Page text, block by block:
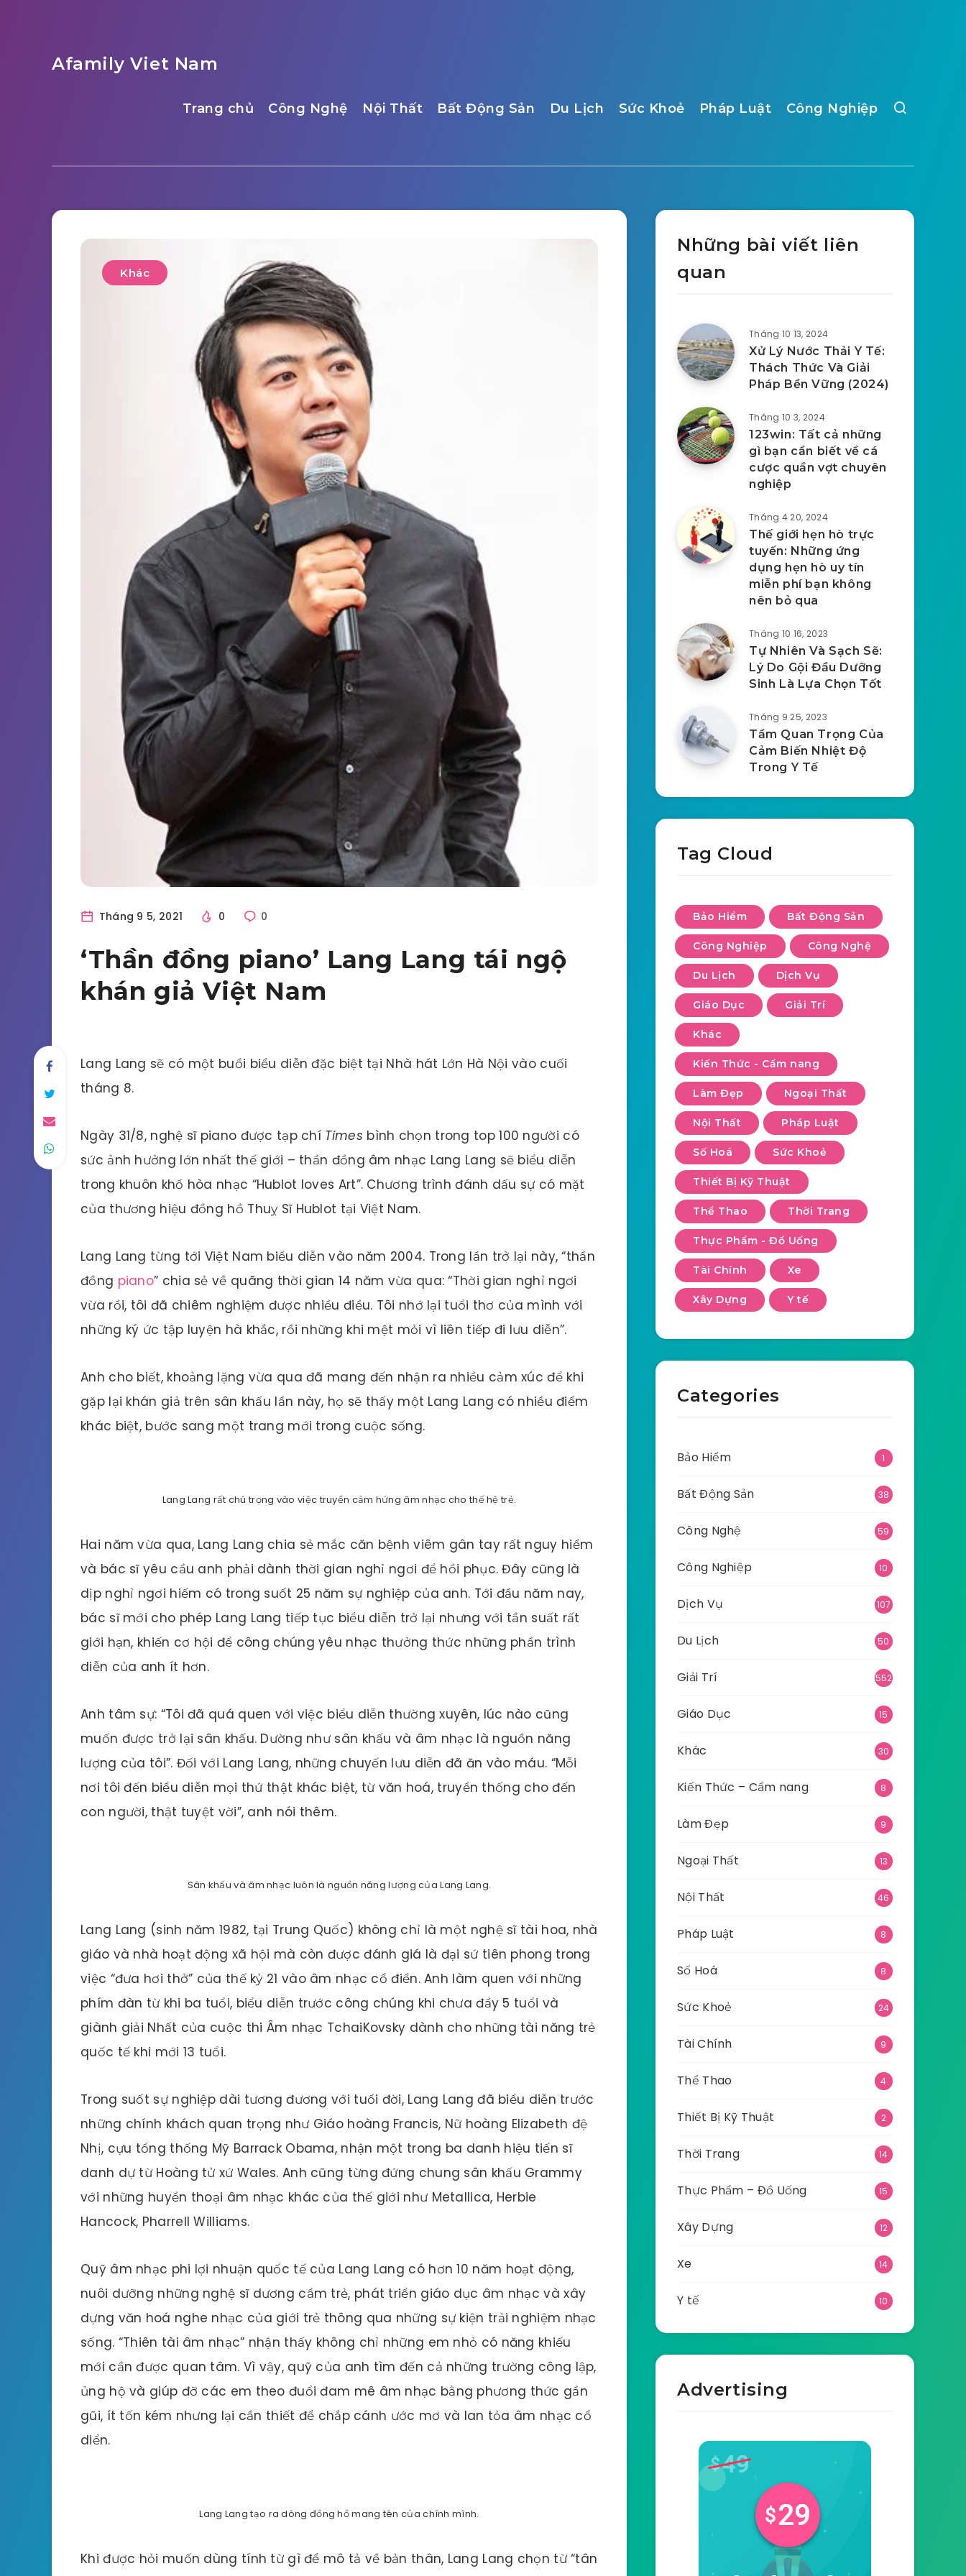
Afamily Viet Nam
Trang chủ Công Nghệ Nội Thất Bất Động Sản Du Lịch Sức Khoẻ Pháp Luật Công Nghiệp
Khác
Tháng 9 5, 2021 0 0
‘Thần đồng piano’ Lang Lang tái ngộ
khán giả Việt Nam
Lang Lang sẽ có một buổi biểu diễn đặc biệt tại Nhà hát Lớn Hà Nội vào cuối
tháng 8.
Ngày 31/8, nghệ sĩ piano được tạp chí Times bình chọn trong top 100 người có
sức ảnh hưởng lớn nhất thế giới – thần đồng âm nhạc Lang Lang sẽ biểu diễn
trong khuôn khổ hòa nhạc “Hublot loves Art”. Chương trình đánh dấu sự có mặt
của thương hiệu đồng hồ Thuỵ Sĩ Hublot tại Việt Nam.
Lang Lang từng tới Việt Nam biểu diễn vào năm 2004. Trong lần trở lại này, “thần
đồng piano” chia sẻ về quãng thời gian 14 năm vừa qua: “Thời gian nghỉ ngơi
vừa rồi, tôi đã chiêm nghiệm được nhiều điều. Tôi nhớ lại tuổi thơ của mình với
những ký ức tập luyện hà khắc, rồi những khi mệt mỏi vì liên tiếp đi lưu diễn”.
Anh cho biết, khoảng lặng vừa qua đã mang đến nhận ra nhiều cảm xúc để khi
gặp lại khán giả trên sân khấu lần này, họ sẽ thấy một Lang Lang có nhiều điểm
khác biệt, bước sang một trang mới trong cuộc sống.
Lang Lang rất chú trọng vào việc truyền cảm hứng âm nhạc cho thế hệ trẻ.
Hai năm vừa qua, Lang Lang chia sẻ mắc căn bệnh viêm gân tay rất nguy hiểm
và bác sĩ yêu cầu anh phải dành thời gian nghỉ ngơi để hồi phục. Đây cũng là
dịp nghỉ ngơi hiếm có trong suốt 25 năm sự nghiệp của anh. Tới đầu năm nay,
bác sĩ mới cho phép Lang Lang tiếp tục biểu diễn trở lại nhưng với tần suất rất
giới hạn, khiến cơ hội để công chúng yêu nhạc thưởng thức những phần trình
diễn của anh ít hơn.
Anh tâm sự: “Tôi đã quá quen với việc biểu diễn thường xuyên, lúc nào cũng
muốn được trở lại sân khấu. Dường như sân khấu và âm nhạc là nguồn năng
lượng của tôi”. Đối với Lang Lang, những chuyến lưu diễn đã ăn vào máu. “Mỗi
nơi tôi đến biểu diễn mọi thứ thật khác biệt, từ văn hoá, truyền thống cho đến
con người, thật tuyệt vời”, anh nói thêm.
Sân khấu và âm nhạc luôn là nguồn năng lượng của Lang Lang.
Lang Lang (sinh năm 1982, tại Trung Quốc) không chỉ là một nghệ sĩ tài hoa, nhà
giáo và nhà hoạt động xã hội mà còn được đánh giá là đại sứ tiên phong trong
việc “đưa hơi thở” của thế kỷ 21 vào âm nhạc cổ điển. Anh làm quen với những
phím đàn từ khi ba tuổi, biểu diễn trước công chúng khi chưa đầy 5 tuổi và
giành giải Nhất của cuộc thi Âm nhạc TchaiKovsky dành cho những tài năng trẻ
quốc tế khi mới 13 tuổi.
Trong suốt sự nghiệp dài tương đương với tuổi đời, Lang Lang đã biểu diễn trước
những chính khách quan trọng như Giáo hoàng Francis, Nữ hoàng Elizabeth đệ
Nhị, cựu tổng thống Mỹ Barrack Obama, nhận một trong ba danh hiệu tiến sĩ
danh dự từ Hoàng tử xứ Wales. Anh cũng từng đứng chung sân khấu Grammy
với những huyền thoại âm nhạc khác của thế giới như Metallica, Herbie
Hancock, Pharrell Williams.
Quỹ âm nhạc phi lợi nhuận quốc tế của Lang Lang có hơn 10 năm hoạt động,
nuôi dưỡng những nghệ sĩ dương cầm trẻ, phát triển giáo dục âm nhạc và xây
dựng văn hoá nghe nhạc của giới trẻ thông qua những sự kiện trải nghiệm nhạc
sống. “Thiên tài âm nhạc” nhận thấy không chỉ những em nhỏ có năng khiếu
mới cần được quan tâm. Vì vậy, quỹ của anh tìm đến cả những trường công lập,
ủng hộ và giúp đỡ các em theo đuổi đam mê âm nhạc bằng phương thức gần
gũi, ít tốn kém nhưng lại cần thiết để chắp cánh ước mơ và lan tỏa âm nhạc cổ
diển.
Lang Lang tạo ra dòng đồng hồ mang tên của chính mình.
Khi được hỏi muốn dùng tính từ gì để mô tả về bản thân, Lang Lang chọn từ “tân
Những bài viết liên
quan
Tháng 10 13, 2024
Xử Lý Nước Thải Y Tế:
Thách Thức Và Giải
Pháp Bền Vững (2024)
Tháng 10 3, 2024
123win: Tất cả những
gì bạn cần biết về cá
cược quần vợt chuyên
nghiệp
Tháng 4 20, 2024
Thế giới hẹn hò trực
tuyến: Những ứng
dụng hẹn hò uy tín
miễn phí bạn không
nên bỏ qua
Tháng 10 16, 2023
Tự Nhiên Và Sạch Sẽ:
Lý Do Gội Đầu Dưỡng
Sinh Là Lựa Chọn Tốt
Tháng 9 25, 2023
Tầm Quan Trọng Của
Cảm Biến Nhiệt Độ
Trong Y Tế
Tag Cloud
Bảo Hiểm Bất Động Sản
Công Nghiệp Công Nghệ
Du Lịch Dịch Vụ
Giáo Dục Giải Trí
Khác
Kiến Thức - Cẩm nang
Làm Đẹp Ngoại Thất
Nội Thất Pháp Luật
Số Hoá Sức Khoẻ
Thiết Bị Kỹ Thuật
Thể Thao Thời Trang
Thực Phẩm - Đồ Uống
Tài Chính Xe
Xây Dựng Y tế
Categories
Bảo Hiểm 1
Bất Động Sản 38
Công Nghệ 59
Công Nghiệp 10
Dịch Vụ 107
Du Lịch 50
Giải Trí 552
Giáo Dục 15
Khác 30
Kiến Thức – Cẩm nang 8
Làm Đẹp 9
Ngoại Thất 13
Nội Thất 46
Pháp Luật 8
Số Hoá 8
Sức Khoẻ 24
Tài Chính 9
Thể Thao 4
Thiết Bị Kỹ Thuật 2
Thời Trang 14
Thực Phẩm – Đồ Uống 15
Xây Dựng 12
Xe 14
Y tế 10
Advertising